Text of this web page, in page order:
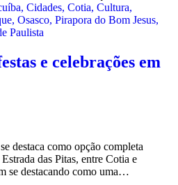
, Cidades, Cotia, Cultura,
, Osasco, Pirapora do Bom Jesus,
Paulista
e celebrações em
destaca como opção completa
das Pitas, entre Cotia e
se destacando como uma…